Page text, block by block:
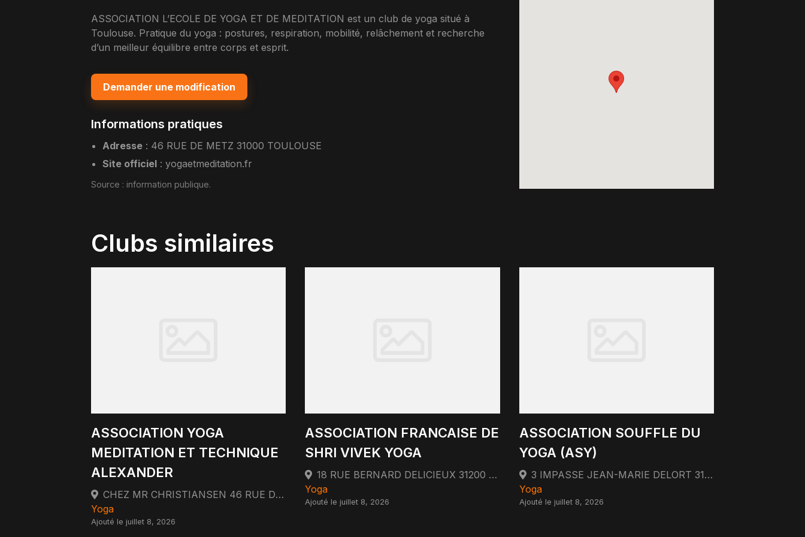
ASSOCIATION L’ECOLE DE YOGA ET DE MEDITATION est un club de yoga situé à
Toulouse. Pratique du yoga : postures, respiration, mobilité, relâchement et recherche
d’un meilleur équilibre entre corps et esprit.
Demander une modification
Informations pratiques
Adresse : 46 RUE DE METZ 31000 TOULOUSE
Site officiel :yogaetmeditation.fr
Source : information publique.
Clubs similaires
ASSOCIATION YOGA
MEDITATION ET TECHNIQUE
ALEXANDER
CHEZ MR CHRISTIANSEN 46 RUE DE METZ 31000 TOULOUSE
Yoga
Ajouté le juillet 8, 2026
ASSOCIATION FRANCAISE DE
SHRI VIVEK YOGA
18 RUE BERNARD DELICIEUX 31200 TOULOUSE
Yoga
Ajouté le juillet 8, 2026
ASSOCIATION SOUFFLE DU
YOGA (ASY)
3 IMPASSE JEAN-MARIE DELORT 31300 TOULOUSE
Yoga
Ajouté le juillet 8, 2026